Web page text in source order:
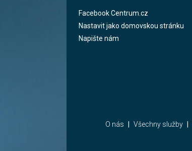
Facebook Centrum.cz
Nastavit jako domovskou stránku
Napište nám
O nás Všechny služby